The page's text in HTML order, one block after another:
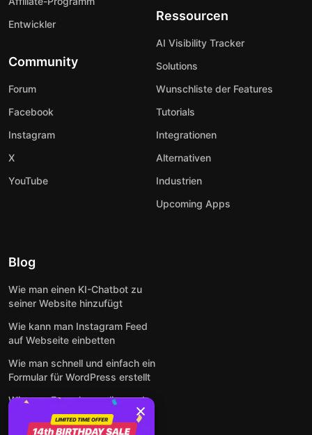
Entwickler
Community
Forum
Facebook
Instagram
X
YouTube
Ressourcen
AI Visibility Tracker
Solutions
Wunschliste der Features
Tutorials
Integrationen
Alternativen
Industrien
Upcoming Apps
Blog
Wie man einen KI-Chatbot zu
seiner Website hinzufügt
Wie kann man Instagram Feed
auf Webseite einbetten
Wie man schnell und einfach ein
Formular für WordPress erstellt
Wie man Formulare online und
kostenlos auf jeder Website
einbettet